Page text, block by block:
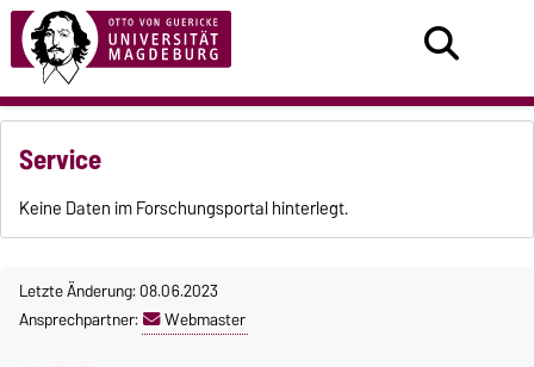
Service
Keine Daten im Forschungsportal hinterlegt.
Letzte Änderung: 08.06.2023
Ansprechpartner:
Webmaster